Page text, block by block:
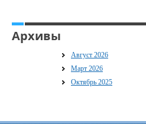
Архивы
Август 2026
Март 2026
Октябрь 2025